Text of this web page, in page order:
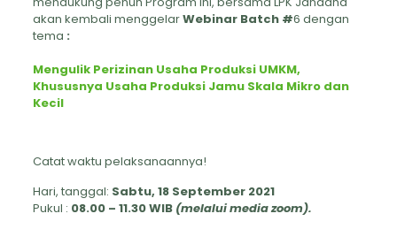
akan kembali menggelarWebinar Batch #6 dengan
tema :
Mengulik Perizinan Usaha Produksi UMKM,
Khususnya Usaha Produksi Jamu Skala Mikro dan
Kecil
Catat waktu pelaksanaannya!
Hari, tanggal: Sabtu, 18 September 2021
Pukul : 08.00 – 11.30 WIB (melalui media zoom).